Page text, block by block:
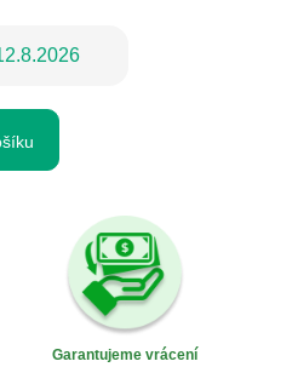
Garantujeme vrácení